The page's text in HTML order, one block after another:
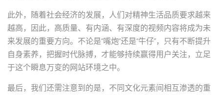
此外，随着社会经济的发展，人们对精神生活品质要求越来
越高，因此，高质量、有内涵、有深度的视频内容将成为未
来发展的重要方向。不论是“嘴炮”还是“牛仔”，只有不断提升
自身素养，把握时代脉搏，才能够持续赢得用户关注，立足
于这个瞬息万变的网站环境之中。
最后，我们还需注意到的是，不同文化元素间相互渗透的重